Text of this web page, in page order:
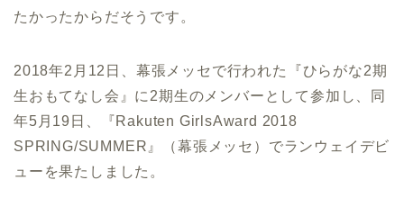
たかったからだそうです。
2018年2月12日、幕張メッセで行われた『ひらがな2期
生おもてなし会』に2期生のメンバーとして参加し、同
年5月19日、『Rakuten GirlsAward 2018
SPRING/SUMMER』（幕張メッセ）でランウェイデビ
ューを果たしました。